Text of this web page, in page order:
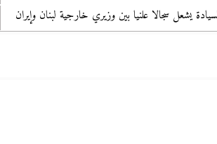
يشعل سجالا علنيا بين وزيري خارجية لبنان وإيران